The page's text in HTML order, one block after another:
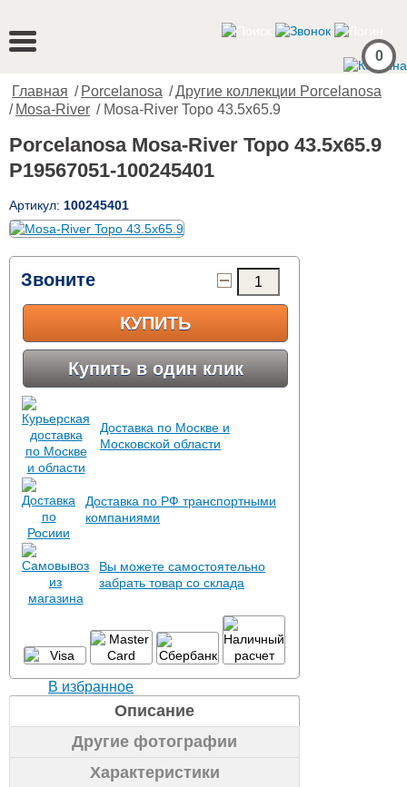
0
Главная / Porcelanosa /Другие коллекции Porcelanosa
/ Mosa-River / Mosa-River Topo 43.5x65.9
Porcelanosa Mosa-River Topo 43.5x65.9
P19567051-100245401
Артикул: 100245401
Звоните
КУПИТЬ
Купить в один клик
Доставка по Москве и
Московской области
Доставка по РФ транспортными
компаниями
Вы можете самостоятельно
забрать товар со склада
В избранное
Описание
Другие фотографии
Характеристики